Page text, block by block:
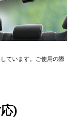
ています。ご使用の際
)